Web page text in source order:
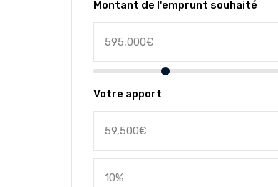
Montant de l'emprunt souhaité
Votre apport